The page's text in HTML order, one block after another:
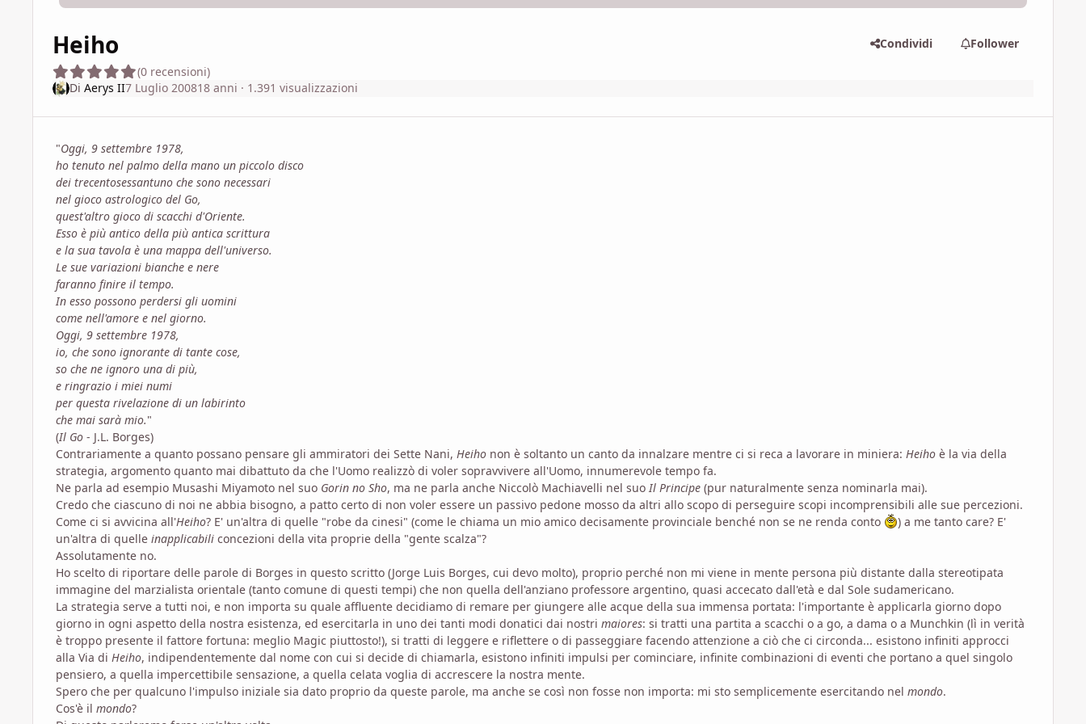
Heiho
(0 recensioni)
Condividi Follower
Di Aerys II7 Luglio 200818 anni · 1.391 visualizzazioni
"Oggi, 9 settembre 1978,
ho tenuto nel palmo della mano un piccolo disco
dei trecentosessantuno che sono necessari
nel gioco astrologico del Go,
quest'altro gioco di scacchi d'Oriente.
Esso è più antico della più antica scrittura
e la sua tavola è una mappa dell'universo.
Le sue variazioni bianche e nere
faranno finire il tempo.
In esso possono perdersi gli uomini
come nell'amore e nel giorno.
Oggi, 9 settembre 1978,
io, che sono ignorante di tante cose,
so che ne ignoro una di più,
e ringrazio i miei numi
per questa rivelazione di un labirinto
che mai sarà mio."
(Il Go - J.L. Borges)
Contrariamente a quanto possano pensare gli ammiratori dei Sette Nani, Heiho non è soltanto un canto da innalzare mentre ci si reca a lavorare in miniera: Heiho è la via della
strategia, argomento quanto mai dibattuto da che l'Uomo realizzò di voler sopravvivere all'Uomo, innumerevole tempo fa.
Ne parla ad esempio Musashi Miyamoto nel suo Gorin no Sho, ma ne parla anche Niccolò Machiavelli nel suo Il Principe (pur naturalmente senza nominarla mai).
Credo che ciascuno di noi ne abbia bisogno, a patto certo di non voler essere un passivo pedone mosso da altri allo scopo di perseguire scopi incomprensibili alle sue percezioni.
Come ci si avvicina all'Heiho? E' un'altra di quelle "robe da cinesi" (come le chiama un mio amico decisamente provinciale benché non se ne renda conto
) a me tanto care? E'
un'altra di quelle inapplicabili concezioni della vita proprie della "gente scalza"?
Assolutamente no.
Ho scelto di riportare delle parole di Borges in questo scritto (Jorge Luis Borges, cui devo molto), proprio perché non mi viene in mente persona più distante dalla stereotipata
immagine del marzialista orientale (tanto comune di questi tempi) che non quella dell'anziano professore argentino, quasi accecato dall'età e dal Sole sudamericano.
La strategia serve a tutti noi, e non importa su quale affluente decidiamo di remare per giungere alle acque della sua immensa portata: l'importante è applicarla giorno dopo
giorno in ogni aspetto della nostra esistenza, ed esercitarla in uno dei tanti modi donatici dai nostri maiores: si tratti una partita a scacchi o a go, a dama o a Munchkin (lì in verità
è troppo presente il fattore fortuna: meglio Magic piuttosto!), si tratti di leggere e riflettere o di passeggiare facendo attenzione a ciò che ci circonda... esistono infiniti approcci
alla Via di Heiho, indipendentemente dal nome con cui si decide di chiamarla, esistono infiniti impulsi per cominciare, infinite combinazioni di eventi che portano a quel singolo
pensiero, a quella impercettibile sensazione, a quella celata voglia di accrescere la nostra mente.
Spero che per qualcuno l'impulso iniziale sia dato proprio da queste parole, ma anche se così non fosse non importa: mi sto semplicemente esercitando nel mondo.
Cos'è il mondo?